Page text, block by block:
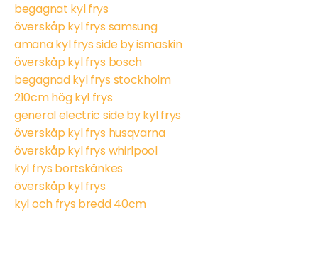
begagnat kyl frys
överskåp kyl frys samsung
amana kyl frys side by ismaskin
överskåp kyl frys bosch
begagnad kyl frys stockholm
210cm hög kyl frys
general electric side by kyl frys
överskåp kyl frys husqvarna
överskåp kyl frys whirlpool
kyl frys bortskänkes
överskåp kyl frys
kyl och frys bredd 40cm